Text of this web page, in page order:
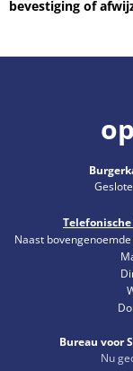
bevestiging of
Klik
Naast
Bureau voor
Klik om
Nu